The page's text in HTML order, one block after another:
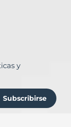
y
Subscribirse